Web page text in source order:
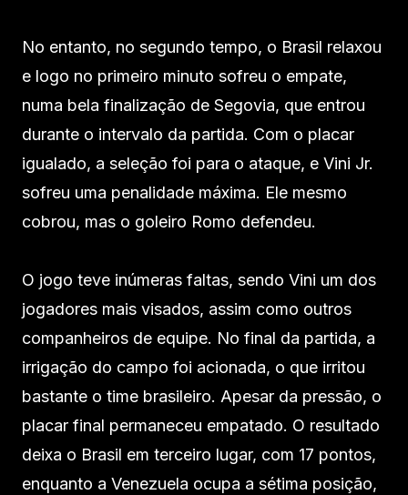
No entanto, no segundo tempo, o Brasil relaxou
e logo no primeiro minuto sofreu o empate,
numa bela finalização de Segovia, que entrou
durante o intervalo da partida. Com o placar
igualado, a seleção foi para o ataque, e Vini Jr.
sofreu uma penalidade máxima. Ele mesmo
cobrou, mas o goleiro Romo defendeu.
O jogo teve inúmeras faltas, sendo Vini um dos
jogadores mais visados, assim como outros
companheiros de equipe. No final da partida, a
irrigação do campo foi acionada, o que irritou
bastante o time brasileiro. Apesar da pressão, o
placar final permaneceu empatado. O resultado
deixa o Brasil em terceiro lugar, com 17 pontos,
enquanto a Venezuela ocupa a sétima posição,